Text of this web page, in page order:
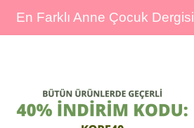
En Farklı Anne Çocuk Dergisi